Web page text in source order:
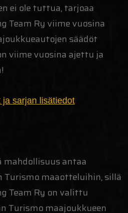
ei ole tuttua, tarjoaa
Team Ry viime vuosina
säädöt
viime vuosina ajettu ja
sarjan lisätiedot
mahdollisuus antaa
maaotteluihin, sillä
Team Ry on valittu
Turismo maajoukkueen